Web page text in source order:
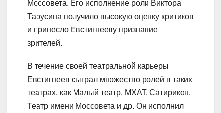
Моссовета. Его исполнение роли Виктора
Тарусина получило высокую оценку критиков
и принесло Евстигнееву признание
зрителей.
В течение своей театральной карьеры
Евстигнеев сыграл множество ролей в таких
театрах, как Малый театр, МХАТ, Сатирикон,
Театр имени Моссовета и др. Он исполнил